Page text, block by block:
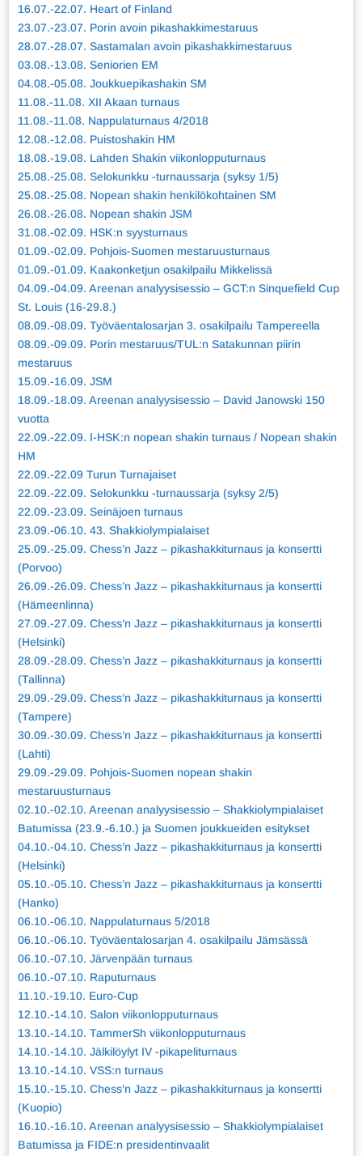
16.07.-22.07. Heart of Finland
23.07.-23.07. Porin avoin pikashakkimestaruus
28.07.-28.07. Sastamalan avoin pikashakkimestaruus
03.08.-13.08. Seniorien EM
04.08.-05.08. Joukkuepikashakin SM
11.08.-11.08. XII Akaan turnaus
11.08.-11.08. Nappulaturnaus 4/2018
12.08.-12.08. Puistoshakin HM
18.08.-19.08. Lahden Shakin viikonlopputurnaus
25.08.-25.08. Selokunkku -turnaussarja (syksy 1/5)
25.08.-25.08. Nopean shakin henkilökohtainen SM
26.08.-26.08. Nopean shakin JSM
31.08.-02.09. HSK:n syysturnaus
01.09.-02.09. Pohjois-Suomen mestaruusturnaus
01.09.-01.09. Kaakonketjun osakilpailu Mikkelissä
04.09.-04.09. Areenan analyysisessio – GCT:n Sinquefield Cup
St. Louis (16-29.8.)
08.09.-08.09. Työväentalosarjan 3. osakilpailu Tampereella
08.09.-09.09. Porin mestaruus/TUL:n Satakunnan piirin
mestaruus
15.09.-16.09. JSM
18.09.-18.09. Areenan analyysisessio – David Janowski 150
vuotta
22.09.-22.09. I-HSK:n nopean shakin turnaus / Nopean shakin
HM
22.09.-22.09 Turun Turnajaiset
22.09.-22.09. Selokunkku -turnaussarja (syksy 2/5)
22.09.-23.09. Seinäjoen turnaus
23.09.-06.10. 43. Shakkiolympialaiset
25.09.-25.09. Chess’n Jazz – pikashakkiturnaus ja konsertti
(Porvoo)
26.09.-26.09. Chess’n Jazz – pikashakkiturnaus ja konsertti
(Hämeenlinna)
27.09.-27.09. Chess’n Jazz – pikashakkiturnaus ja konsertti
(Helsinki)
28.09.-28.09. Chess’n Jazz – pikashakkiturnaus ja konsertti
(Tallinna)
29.09.-29.09. Chess’n Jazz – pikashakkiturnaus ja konsertti
(Tampere)
30.09.-30.09. Chess’n Jazz – pikashakkiturnaus ja konsertti
(Lahti)
29.09.-29.09. Pohjois-Suomen nopean shakin
mestaruusturnaus
02.10.-02.10. Areenan analyysisessio – Shakkiolympialaiset
Batumissa (23.9.-6.10.) ja Suomen joukkueiden esitykset
04.10.-04.10. Chess’n Jazz – pikashakkiturnaus ja konsertti
(Helsinki)
05.10.-05.10. Chess’n Jazz – pikashakkiturnaus ja konsertti
(Hanko)
06.10.-06.10. Nappulaturnaus 5/2018
06.10.-06.10. Työväentalosarjan 4. osakilpailu Jämsässä
06.10.-07.10. Järvenpään turnaus
06.10.-07.10. Raputurnaus
11.10.-19.10. Euro-Cup
12.10.-14.10. Salon viikonlopputurnaus
13.10.-14.10. TammerSh viikonlopputurnaus
14.10.-14.10. Jälkilöylyt IV -pikapeliturnaus
13.10.-14.10. VSS:n turnaus
15.10.-15.10. Chess’n Jazz – pikashakkiturnaus ja konsertti
(Kuopio)
16.10.-16.10. Areenan analyysisessio – Shakkiolympialaiset
Batumissa ja FIDE:n presidentinvaalit